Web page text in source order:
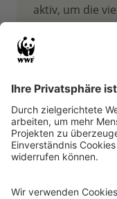
aktiv, um die
Salzwasser, zu
An der
Wattenmeer